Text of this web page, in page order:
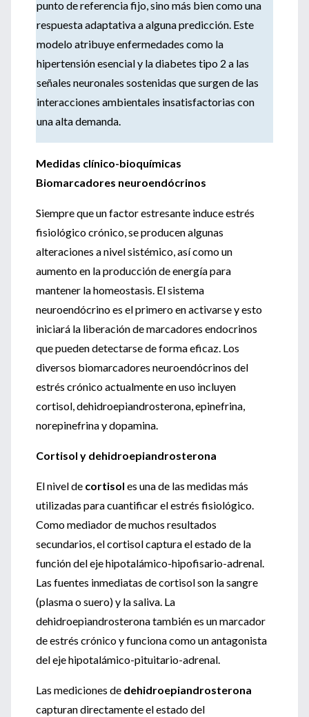
punto de referencia fijo, sino más bien como una
respuesta adaptativa a alguna predicción. Este
modelo atribuye enfermedades como la
hipertensión esencial y la diabetes tipo 2 a las
señales neuronales sostenidas que surgen de las
interacciones ambientales insatisfactorias con
una alta demanda.
Medidas clínico-bioquímicas
Biomarcadores neuroendócrinos
Siempre que un factor estresante induce estrés
fisiológico crónico, se producen algunas
alteraciones a nivel sistémico, así como un
aumento en la producción de energía para
mantener la homeostasis. El sistema
neuroendócrino es el primero en activarse y esto
iniciará la liberación de marcadores endocrinos
que pueden detectarse de forma eficaz. Los
diversos biomarcadores neuroendócrinos del
estrés crónico actualmente en uso incluyen
cortisol, dehidroepiandrosterona, epinefrina,
norepinefrina y dopamina.
Cortisol y dehidroepiandrosterona
El nivel de cortisol es una de las medidas más
utilizadas para cuantificar el estrés fisiológico.
Como mediador de muchos resultados
secundarios, el cortisol captura el estado de la
función del eje hipotalámico-hipofisario-adrenal.
Las fuentes inmediatas de cortisol son la sangre
(plasma o suero) y la saliva. La
dehidroepiandrosterona también es un marcador
de estrés crónico y funciona como un antagonista
del eje hipotalámico-pituitario-adrenal.
Las mediciones de dehidroepiandrosterona
capturan directamente el estado del